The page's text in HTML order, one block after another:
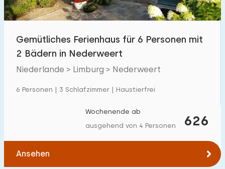
Gemütliches Ferienhaus für 6 Personen mit
2 Bädern in Nederweert
Niederlande > Limburg > Nederweert
6 Personen | 3 Schlafzimmer | Haustierfrei
626
Wochenende ab
ausgehend von 4 Personen
Ansehen